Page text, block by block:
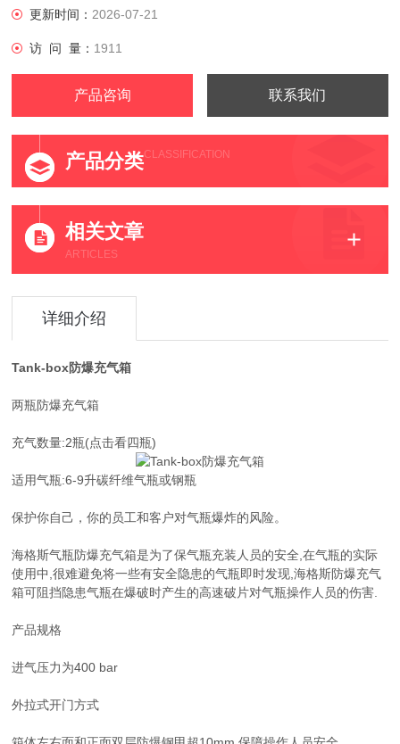
更新时间： 2026-07-21
访 问 量： 1911
产品咨询 联系我们
产品分类CLASSIFICATION
相关文章
ARTICLES
详细介绍
Tank-box防爆充气箱
两瓶防爆充气箱
充气数量:2瓶(点击看四瓶)
适用气瓶:6-9升碳纤维气瓶或钢瓶
保护你自己，你的员工和客户对气瓶爆炸的风险。
海格斯气瓶防爆充气箱是为了保气瓶充装人员的安全,在气瓶的实际
使用中,很难避免将一些有安全隐患的气瓶即时发现,海格斯防爆充气
箱可阻挡隐患气瓶在爆破时产生的高速破片对气瓶操作人员的伤害.
产品规格
进气压力为400 bar
外拉式开门方式